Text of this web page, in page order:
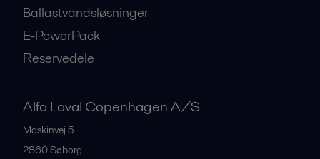
Ballastvandsløsninger
E-PowerPack
Reservedele
Alfa Laval Copenhagen A/S
Maskinvej 5
2860Søborg